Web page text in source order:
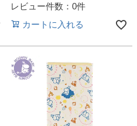
レビュー件数：0件
カートに入れる